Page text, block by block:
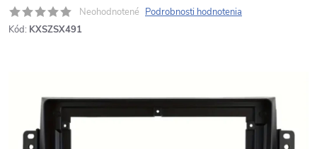
Neohodnotené Podrobnosti hodnotenia
Kód: KXSZSX491